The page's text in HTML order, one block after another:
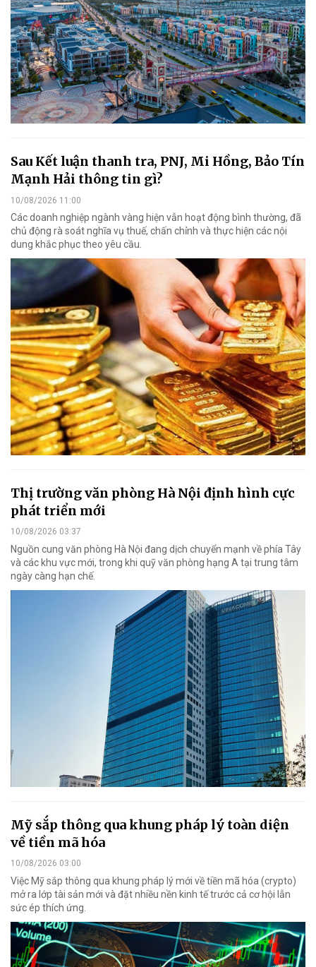
Sau Kết luận thanh tra, PNJ, Mi Hồng, Bảo Tín
Mạnh Hải thông tin gì?
10/08/2026 11:00
Các doanh nghiệp ngành vàng hiện vẫn hoạt động bình thường, đã
chủ động rà soát nghĩa vụ thuế, chấn chỉnh và thực hiện các nội
dung khắc phục theo yêu cầu.
Thị trường văn phòng Hà Nội định hình cực
phát triển mới
10/08/2026 03:37
Nguồn cung văn phòng Hà Nội đang dịch chuyển mạnh về phía Tây
và các khu vực mới, trong khi quỹ văn phòng hạng A tại trung tâm
ngày càng hạn chế.
Mỹ sắp thông qua khung pháp lý toàn diện
về tiền mã hóa
10/08/2026 03:00
Việc Mỹ sắp thông qua khung pháp lý mới về tiền mã hóa (crypto)
mở ra lớp tài sản mới và đặt nhiều nền kinh tế trước cả cơ hội lẫn
sức ép thích ứng.